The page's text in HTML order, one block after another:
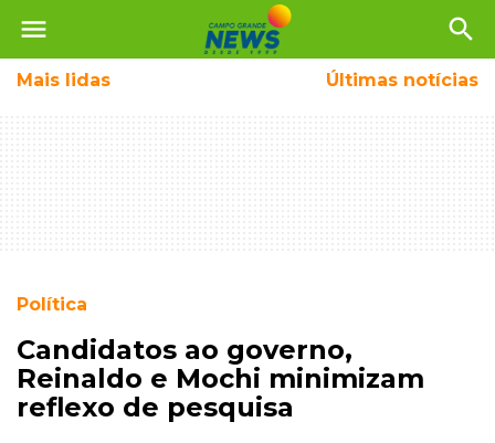
menu search
Mais lidas Últimas notícias
Política
Candidatos ao governo,
Reinaldo e Mochi minimizam
reflexo de pesquisa